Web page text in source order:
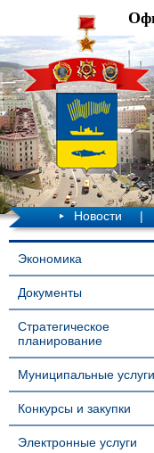
Новости |
Экономика
Документы
Стратегическое
планирование
Муниципальные услуги
Конкурсы и закупки
Электронные услуги